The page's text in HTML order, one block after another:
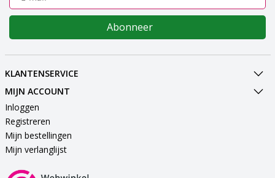
Abonneer
KLANTENSERVICE
MIJN ACCOUNT
Inloggen
Registreren
Mijn bestellingen
Mijn verlanglijst